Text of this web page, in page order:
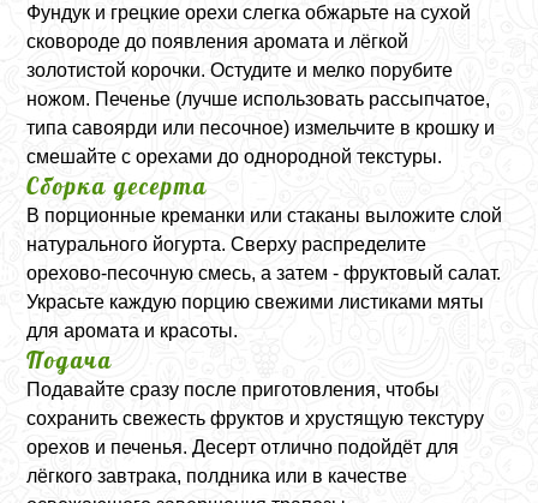
Фундук и грецкие орехи слегка обжарьте на сухой
сковороде до появления аромата и лёгкой
золотистой корочки. Остудите и мелко порубите
ножом. Печенье (лучше использовать рассыпчатое,
типа савоярди или песочное) измельчите в крошку и
смешайте с орехами до однородной текстуры.
Сборка десерта
В порционные креманки или стаканы выложите слой
натурального йогурта. Сверху распределите
орехово-песочную смесь, а затем - фруктовый салат.
Украсьте каждую порцию свежими листиками мяты
для аромата и красоты.
Подача
Подавайте сразу после приготовления, чтобы
сохранить свежесть фруктов и хрустящую текстуру
орехов и печенья. Десерт отлично подойдёт для
лёгкого завтрака, полдника или в качестве